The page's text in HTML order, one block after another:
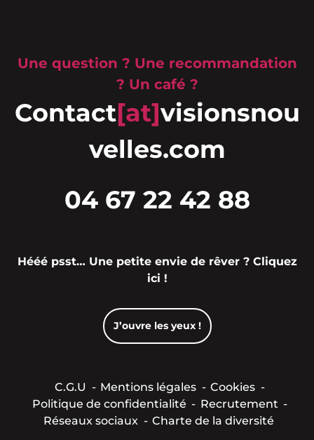
Une question ? Une recommandation
? Un café ?
Contact[at]visionsnou
velles.com
04 67 22 42 88
Hééé psst… Une petite envie de rêver ? Cliquez
ici !
J’ouvre les yeux !
C.G.U Mentions légales
Cookies
Politique de confidentialité
Recrutement
Réseaux sociaux
Charte de la diversité